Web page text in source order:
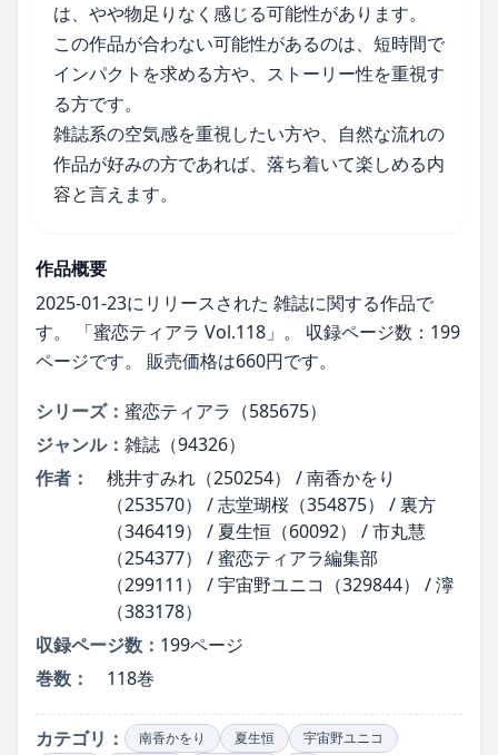
は、やや物足りなく感じる可能性があります。
この作品が合わない可能性があるのは、短時間で
インパクトを求める方や、ストーリー性を重視す
る方です。
雑誌系の空気感を重視したい方や、自然な流れの
作品が好みの方であれば、落ち着いて楽しめる内
容と言えます。
作品概要
2025-01-23にリリースされた 雑誌に関する作品で
す。 「蜜恋ティアラ Vol.118」。 収録ページ数：199
ページです。 販売価格は660円です。
シリーズ： 蜜恋ティアラ（585675）
ジャンル： 雑誌（94326）
作者：
桃井すみれ（250254） / 南香かをり
（253570） / 志堂瑚桜（354875） / 裏方
（346419） / 夏生恒（60092） / 市丸慧
（254377） / 蜜恋ティアラ編集部
（299111） / 宇宙野ユニコ（329844） / 濘
（383178）
収録ページ数： 199ページ
巻数：
118巻
カテゴリ： 南香かをり 夏生恒
宇宙野ユニコ